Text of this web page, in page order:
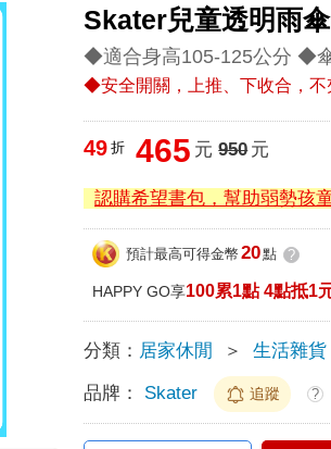
Skater兒童透明雨
◆適合身高105-125公分 ◆
◆安全開關，上推、下收合，
49 折 465 元 950元
認購希望書包，幫助弱勢孩
預計最高可得金幣 20點 ?
HAPPY GO享100累1點 4點抵1
分類： 居家休閒 ＞ 生活雜貨
品牌： Skater 追蹤 ?